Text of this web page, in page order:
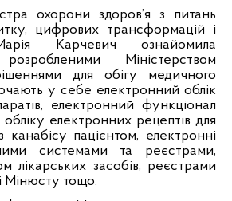
охорони здоров’я з питань
цифрових трансформацій і
Карчевич ознайомила
Міністерством
для обігу медичного
у себе електронний облік
електронний функціонал
електронних рецептів для
канабісу пацієнтом, електронні
системами та реєстрами,
лікарських засобів, реєстрами
Мінюсту тощо.